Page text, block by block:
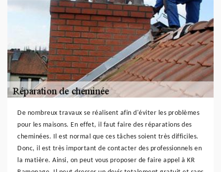
De nombreux travaux se réalisent afin d'éviter les problèmes
pour les maisons. En effet, il faut faire des réparations des
cheminées. Il est normal que ces tâches soient très difficiles.
Donc, il est très important de contacter des professionnels en
la matière. Ainsi, on peut vous proposer de faire appel à KR